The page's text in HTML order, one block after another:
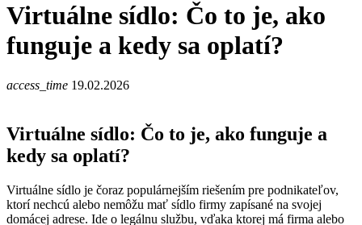
Virtuálne sídlo: Čo to je, ako
funguje a kedy sa oplatí?
access_time 19.02.2026
Virtuálne sídlo: Čo to je, ako funguje a
kedy sa oplatí?
Virtuálne sídlo je čoraz populárnejším riešením pre podnikateľov,
ktorí nechcú alebo nemôžu mať sídlo firmy zapísané na svojej
domácej adrese. Ide o legálnu službu, vďaka ktorej má firma alebo